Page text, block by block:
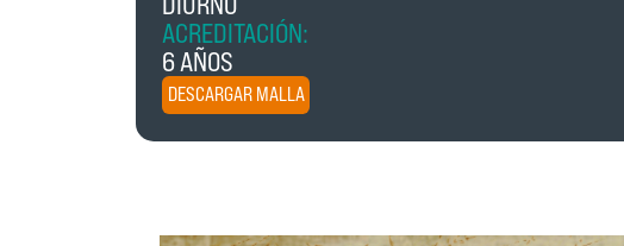
ACREDITACIÓN:
6 AÑOS
DESCARGAR MALLA